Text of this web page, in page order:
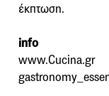
έκπτωση.
info
www.Cucina.gr